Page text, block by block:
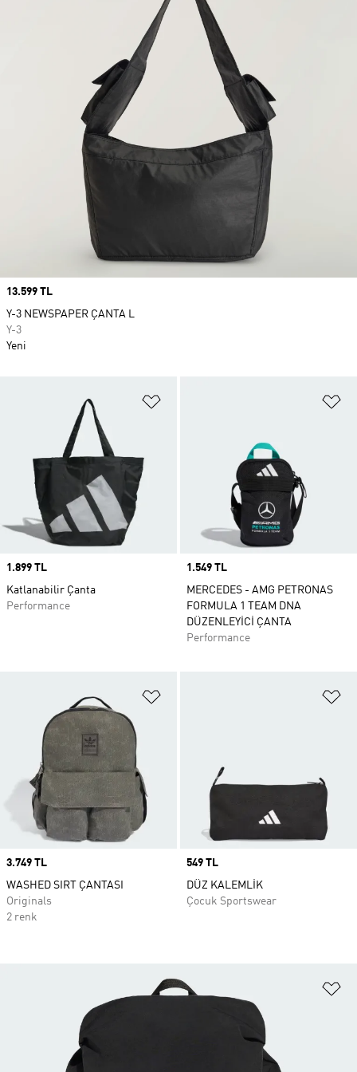
Price
1.899 TL
Katlanabilir Çanta
Performance
Price
1.549 TL
MERCEDES - AMG PETRONAS
FORMULA 1 TEAM DNA
DÜZENLEYİCİ ÇANTA
Performance
Price
3.749 TL
WASHED SIRT ÇANTASI
Originals
2 renk
Price
549 TL
DÜZ KALEMLİK
Çocuk Sportswear
Price
13.599 TL
Y-3 NEWSPAPER ÇANTA L
Y-3
Yeni